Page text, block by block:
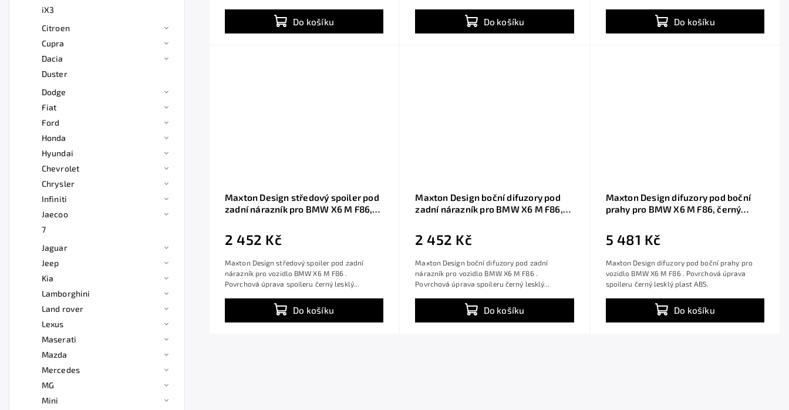
iX3
Citroen
Cupra
Dacia
Duster
Dodge
Fiat
Ford
Honda
Hyundai
Chevrolet
Chrysler
Infiniti
Jaecoo
7
Jaguar
Jeep
Kia
Lamborghini
Land rover
Lexus
Maserati
Mazda
Mercedes
MG
Mini
Do košíku Do košíku Do košíku
Maxton Design středový spoiler pod
zadní nárazník pro BMW X6 M F86,
2 452 Kč
Do košíku
Maxton Design středový spoiler pod zadní
nárazník pro vozidlo BMW X6 M F86 .
Povrchová úprava spoileru černý lesklý...
Maxton Design boční difuzory pod
zadní nárazník pro BMW X6 M F86,
2 452 Kč
Do košíku
Maxton Design boční difuzory pod zadní
nárazník pro vozidlo BMW X6 M F86 .
Povrchová úprava spoileru černý lesklý...
Maxton Design difuzory pod boční
prahy pro BMW X6 M F86, černý
5 481 Kč
Do košíku
Maxton Design difuzory pod boční prahy pro
vozidlo BMW X6 M F86 . Povrchová úprava
spoileru černý lesklý plast ABS.